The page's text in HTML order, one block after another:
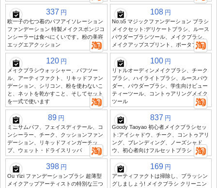
337 円
欧一子の七つ着のパフアイソレーション
ファンデーション 特製メイクスポンジコ
ンシーラーは食べにくいです。粉の美容
エッグエアクッション
108 円
No.55 マジックファンデーション ブラシ
メイクセット:デリケートブラシ、ルース
パウダーブラシツール、メイクブラシ、
メイクアップスプリント、ポータブル
120 円
メイクブラシウォッシャー、パフツー
ル、アーティファクト、リキッドファン
デーション、シリコン、粉を使わないこ
と、ネットを乾かすこと、そしてセット
を一式で使います
100 円
リトルオーディンメイクブラシ、チーク
ブラシ、ハイライトブラシ、ルースパウ
ダー、パウダーブラシ、学生向けビュー
ティーツール、コントゥアリングメイク
ツール
89 円
ミニサムパフ、フェイスディテール、コ
ンシーラー、チーク、クッションファン
デーション、リキッドフィンガーチッ
プ、ウェット・ドライスリッパ
837 円
Goody Taoyao 初心者メイクブラシセッ
ト:アイシャドウ、チーク、コントゥアリ
ング、ブレンディング、ノーズシャド
ウ、初心者向けフルセットブラシ
398 円
Ou Yizi ファンデーションブラシ 超薄型
メイクアップアーティストの特別な三つ
169 円
アーティファクトは掃除し、ブラッシン
グしましょう! メイクブラシ クリーニン